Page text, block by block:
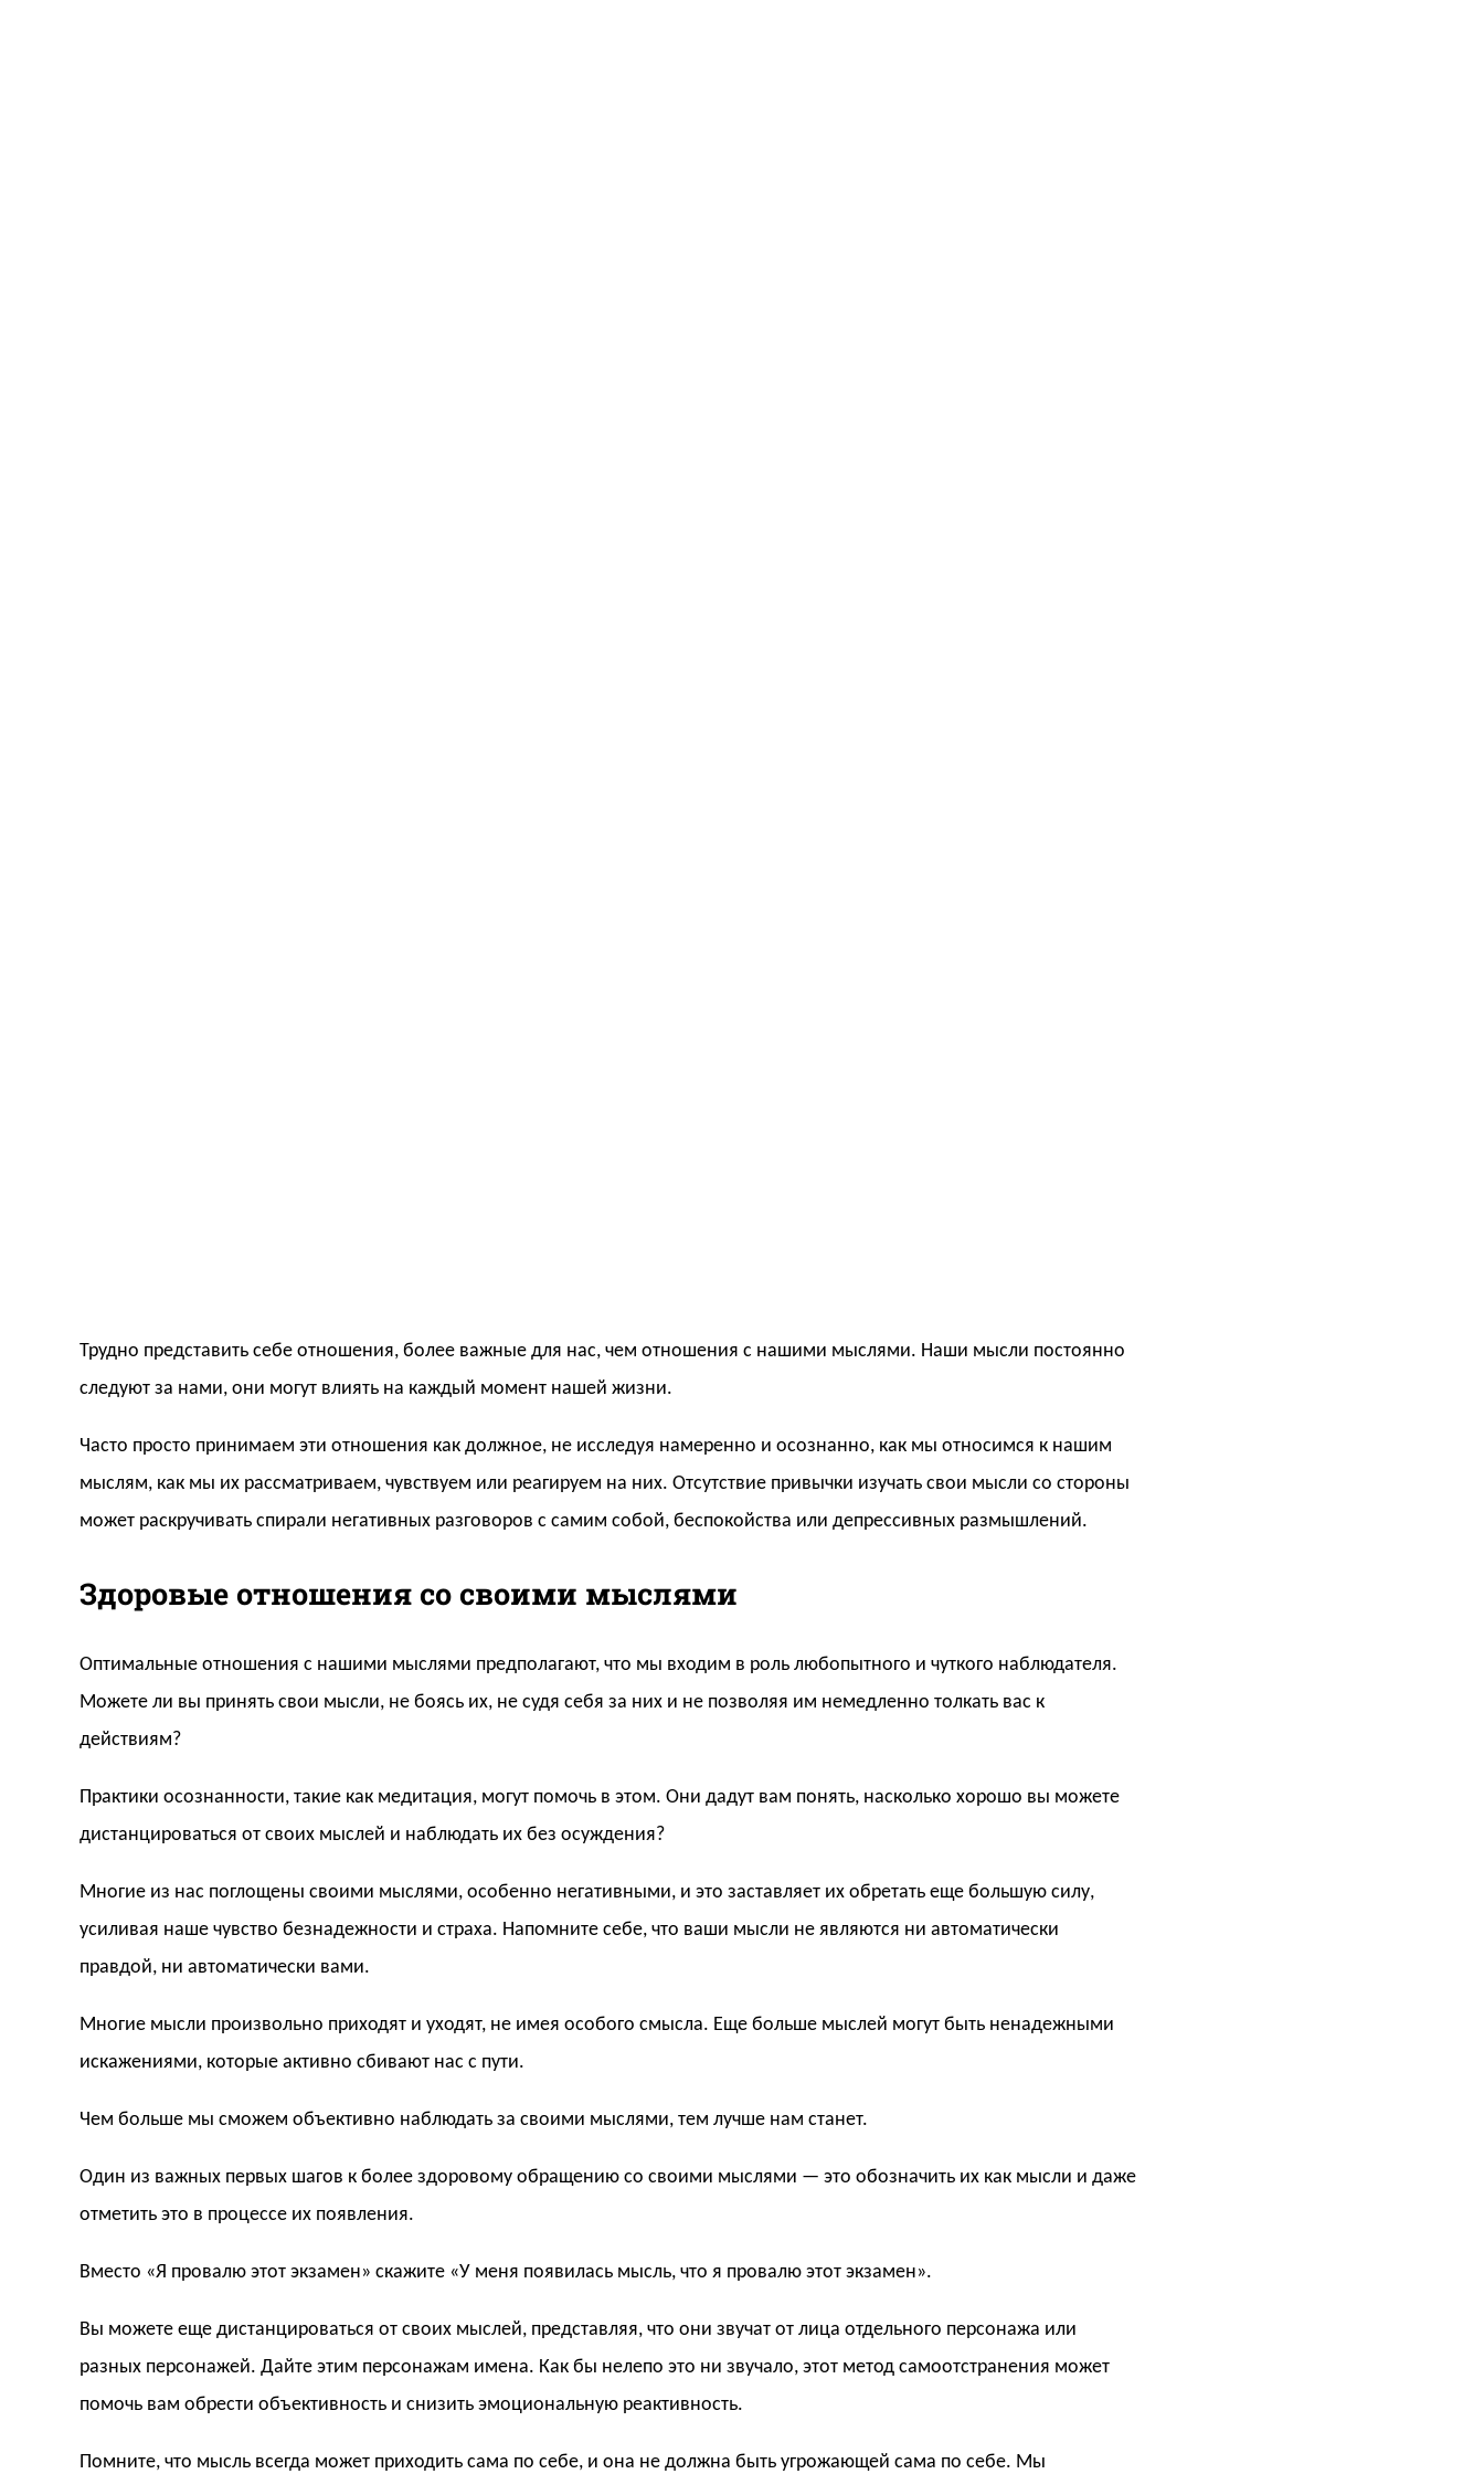
Трудно представить себе отношения, более важные для нас, чем отношения с нашими мыслями. Наши мысли постоянно
следуют за нами, они могут влиять на каждый момент нашей жизни.
Часто просто принимаем эти отношения как должное, не исследуя намеренно и осознанно, как мы относимся к нашим
мыслям, как мы их рассматриваем, чувствуем или реагируем на них. Отсутствие привычки изучать свои мысли со стороны
может раскручивать спирали негативных разговоров с самим собой, беспокойства или депрессивных размышлений.
Здоровые отношения со своими мыслями
Оптимальные отношения с нашими мыслями предполагают, что мы входим в роль любопытного и чуткого наблюдателя.
Можете ли вы принять свои мысли, не боясь их, не судя себя за них и не позволяя им немедленно толкать вас к
действиям?
Практики осознанности, такие как медитация, могут помочь в этом. Они дадут вам понять, насколько хорошо вы можете
дистанцироваться от своих мыслей и наблюдать их без осуждения?
Многие из нас поглощены своими мыслями, особенно негативными, и это заставляет их обретать еще большую силу,
усиливая наше чувство безнадежности и страха. Напомните себе, что ваши мысли не являются ни автоматически
правдой, ни автоматически вами.
Многие мысли произвольно приходят и уходят, не имея особого смысла. Еще больше мыслей могут быть ненадежными
искажениями, которые активно сбивают нас с пути.
Чем больше мы сможем объективно наблюдать за своими мыслями, тем лучше нам станет.
Один из важных первых шагов к более здоровому обращению со своими мыслями — это обозначить их как мысли и даже
отметить это в процессе их появления.
Вместо «Я провалю этот экзамен» скажите «У меня появилась мысль, что я провалю этот экзамен».
Вы можете еще дистанцироваться от своих мыслей, представляя, что они звучат от лица отдельного персонажа или
разных персонажей. Дайте этим персонажам имена. Как бы нелепо это ни звучало, этот метод самоотстранения может
помочь вам обрести объективность и снизить эмоциональную реактивность.
Помните, что мысль всегда может приходить сама по себе, и она не должна быть угрожающей сама по себе. Мы